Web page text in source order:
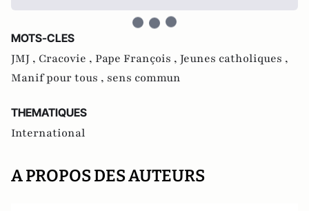
MOTS-CLES
JMJ , Cracovie , Pape François , Jeunes catholiques ,
Manif pour tous , sens commun
THEMATIQUES
International
A PROPOS DES AUTEURS